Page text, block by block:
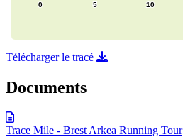
Télécharger le tracé
Documents
Trace Mile - Brest Arkea Running Tour